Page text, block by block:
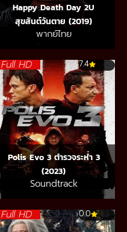
Happy Death Day 2U
สุขสันต์วันตาย (2019)
พากย์ไทย
Full HD 7.4
Polis Evo 3 ตำรวจระห่ำ 3
(2023)
Soundtrack
Full HD 0.0